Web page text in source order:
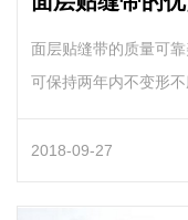
面层贴缝带的质量可
可保持两年内不变形
2018-09-27